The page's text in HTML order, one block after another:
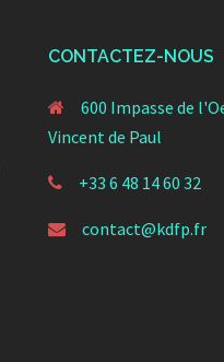
CONTACTEZ-NOUS
600 Impasse de
Vincent de Paul
+33 6 48 14 60 32
contact@kdfp.fr